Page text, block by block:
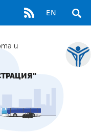
RSS EN
и